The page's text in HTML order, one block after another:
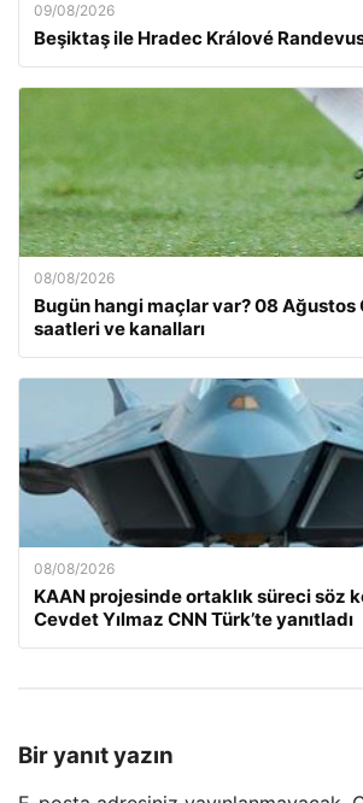
09/08/2026
Beşiktaş ile Hradec Králové
08/08/2026
Bugün hangi maçlar var? 08
saatleri ve kanalları
08/08/2026
KAAN projesinde ortaklık süreci söz
Cevdet Yılmaz CNN Türk’te yanıtladı
Bir yanıt yazın